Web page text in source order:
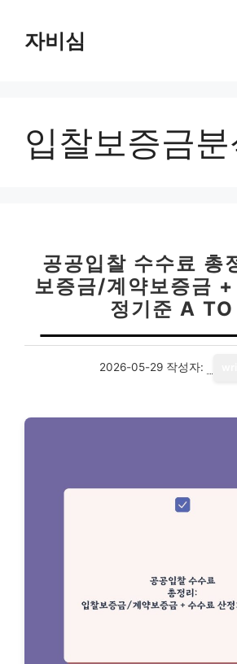
자비심
입찰보증금분
공공입찰 수수료 총
보증금/계약보증금
정기준 A
2026-05-29 작성자: